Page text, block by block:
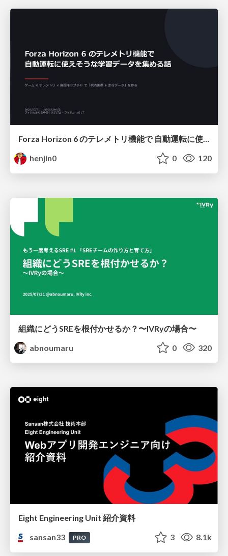
Forza Horizon 6 のテレメトリ機能で 自動運転に使えそうな学習データを集める話
henjin0
0 120
組織にどうSREを根付かせるか？〜IVRyの場合〜
abnoumaru
0 320
Eight Engineering Unit 紹介資料
sansan33
PRO 3 8.1k